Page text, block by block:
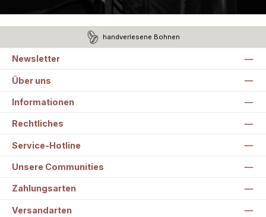
handverlesene Bohnen
Newsletter
Über uns
Informationen
Rechtliches
Service-Hotline
Unsere Communities
Zahlungsarten
Versandarten